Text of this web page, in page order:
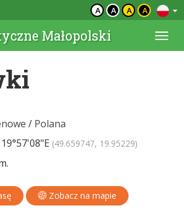
A A A A
Małopolski
/ Polana
19°57'08"E (49.659747, 19.95229)
Zobacz na mapie